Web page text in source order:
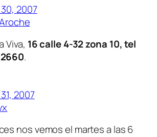
2007
Viva, 16 calle 4-32 zona 10, tel
.
2007
nos vemos el martes a las 6